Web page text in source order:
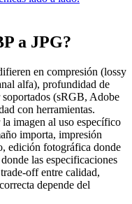
a JPG?
en compresión (lossy
alfa), profundidad de
(sRGB, Adobe
con herramientas.
imagen al uso específico
importa, impresión
edición fotográfica donde
las especificaciones
off entre calidad,
depende del